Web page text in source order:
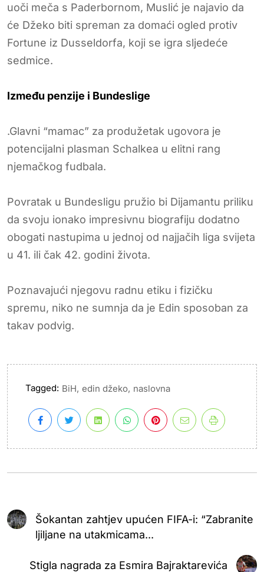
uoči meča s Paderbornom, Muslić je najavio da
će Džeko biti spreman za domaći ogled protiv
Fortune iz Dusseldorfa, koji se igra sljedeće
sedmice.
Između penzije i Bundeslige
.Glavni “mamac” za produžetak ugovora je
potencijalni plasman Schalkea u elitni rang
njemačkog fudbala.
Povratak u Bundesligu pružio bi Dijamantu priliku
da svoju ionako impresivnu biografiju dodatno
obogati nastupima u jednoj od najjačih liga svijeta
u 41. ili čak 42. godini života.
Poznavajući njegovu radnu etiku i fizičku
spremu, niko ne sumnja da je Edin sposoban za
takav podvig.
Tagged: BiH, edin džeko, naslovna
Šokantan zahtjev upućen FIFA-i: “Zabranite
ljiljane na utakmicama...
Stigla nagrada za Esmira Bajraktarevića